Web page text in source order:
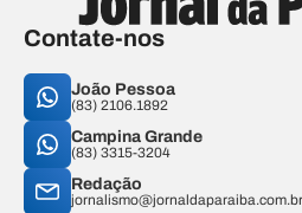
Contate-nos
João Pessoa
(83) 2106.1892
Campina Grande
(83) 3315-3204
Redação
jornalismo@jornaldaparaiba.com.br